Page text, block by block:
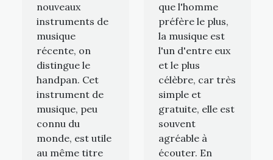
nouveaux
instruments de
musique
récente, on
distingue le
handpan. Cet
instrument de
musique, peu
connu du
monde, est utile
au même titre
que l'homme
préfère le plus,
la musique est
l'un d'entre eux
et le plus
célèbre, car très
simple et
gratuite, elle est
souvent
agréable à
écouter. En